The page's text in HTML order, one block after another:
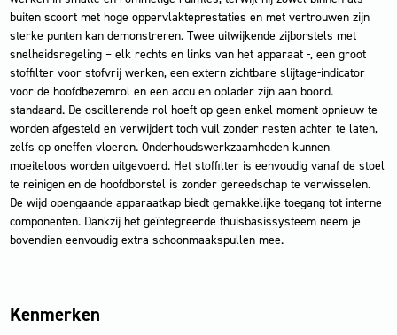
buiten scoort met hoge oppervlakteprestaties en met vertrouwen zijn
sterke punten kan demonstreren. Twee uitwijkende zijborstels met
snelheidsregeling – elk rechts en links van het apparaat -, een groot
stoffilter voor stofvrij werken, een extern zichtbare slijtage-indicator
voor de hoofdbezemrol en een accu en oplader zijn aan boord.
standaard. De oscillerende rol hoeft op geen enkel moment opnieuw te
worden afgesteld en verwijdert toch vuil zonder resten achter te laten,
zelfs op oneffen vloeren. Onderhoudswerkzaamheden kunnen
moeiteloos worden uitgevoerd. Het stoffilter is eenvoudig vanaf de stoel
te reinigen en de hoofdborstel is zonder gereedschap te verwisselen.
De wijd opengaande apparaatkap biedt gemakkelijke toegang tot interne
componenten. Dankzij het geïntegreerde thuisbasissysteem neem je
bovendien eenvoudig extra schoonmaakspullen mee.
Kenmerken